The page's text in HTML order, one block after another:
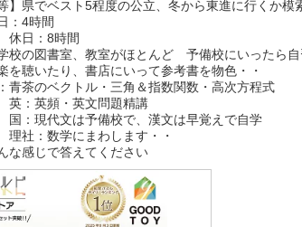
】県でベスト5程度の公立、冬から東進に行くか模
：4時間
時間
校の図書室、教室がほとんど 予備校にいったら自
を聴いたり、書店にいって参考書を物色・・
青茶のベクトル・三角＆指数関数・高次方程式
英文問題精講
予備校で、漢文は早覚えで自学
にまわします・・
な感じで答えてください